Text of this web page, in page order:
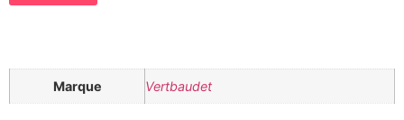
Marque Vertbaudet